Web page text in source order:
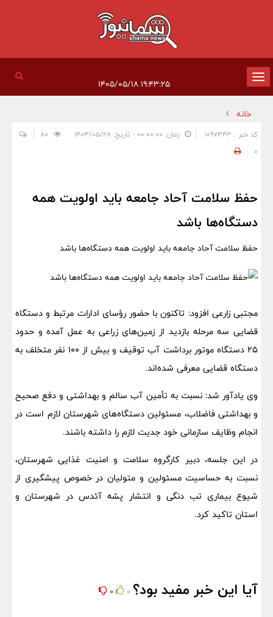
تغییر
وضعیت
ناوبری
۱۹:۴۳:۲۵ ۱۴۰۵/۰۵/۱۸
خانه
کد خبر : 1097343 زمان: ۰۰:۰۰:۰۰ - تاریخ: ۱۴۰۳/۰۵/۲۸
0
حفظ سلامت آحاد جامعه باید اولویت همه
دستگاه‌ها باشد
حفظ سلامت آحاد جامعه باید اولویت همه دستگاه‌ها باشد
مجتبی زارعی افزود: تاکنون با حضور رؤسای ادارات مرتبط و دستگاه
قضایی سه مرحله بازدید از زمین‌های زراعی به عمل آمده و حدود
۲۵ دستگاه موتور برداشت آب توقیف و بیش از ۱۰۰ نفر متخلف به
دستگاه قضایی معرفی شده‌اند.
وی یادآور شد: نسبت به تأمین آب سالم و بهداشتی و دفع صحیح
و بهداشتی فاضلاب، مسئولین دستگاه‌های شهرستان لازم است در
انجام وظایف سازمانی خود جدیت لازم را داشته باشند.
در این جلسه، دبیر کارگروه سلامت و امنیت غذایی شهرستان،
نسبت به حساسیت مسئولین و متولیان در خصوص پیشگیری از
شیوع بیماری تب دنگی و انتشار پشه آئدس در شهرستان و
استان تاکید کرد.
آیا این خبر مفید بود؟ 0
0